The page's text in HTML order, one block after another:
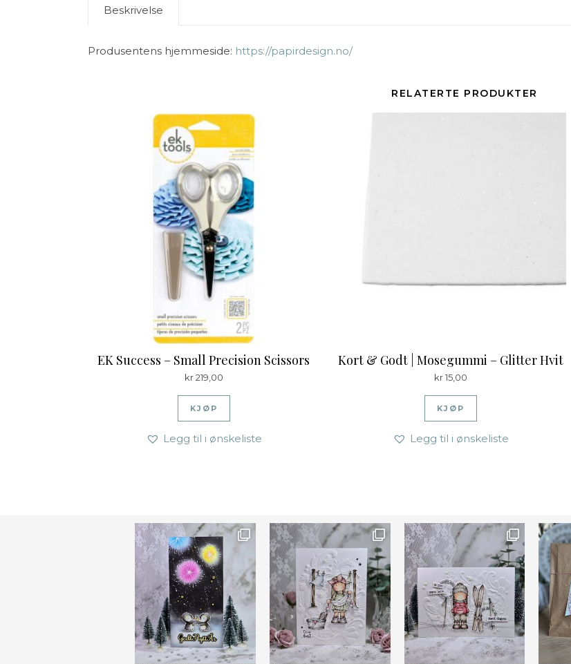
Beskrivelse
Produsentens hjemmeside: https://papirdesign.no/
RELATERTE PRODUKTER
EK Success – Small Precision Scissors
kr219,00
KJØP
Legg til i ønskeliste
Kort & Godt | Mosegummi – Glitter Hvit
kr15,00
KJØP
Legg til i ønskeliste
Ønsk Farge